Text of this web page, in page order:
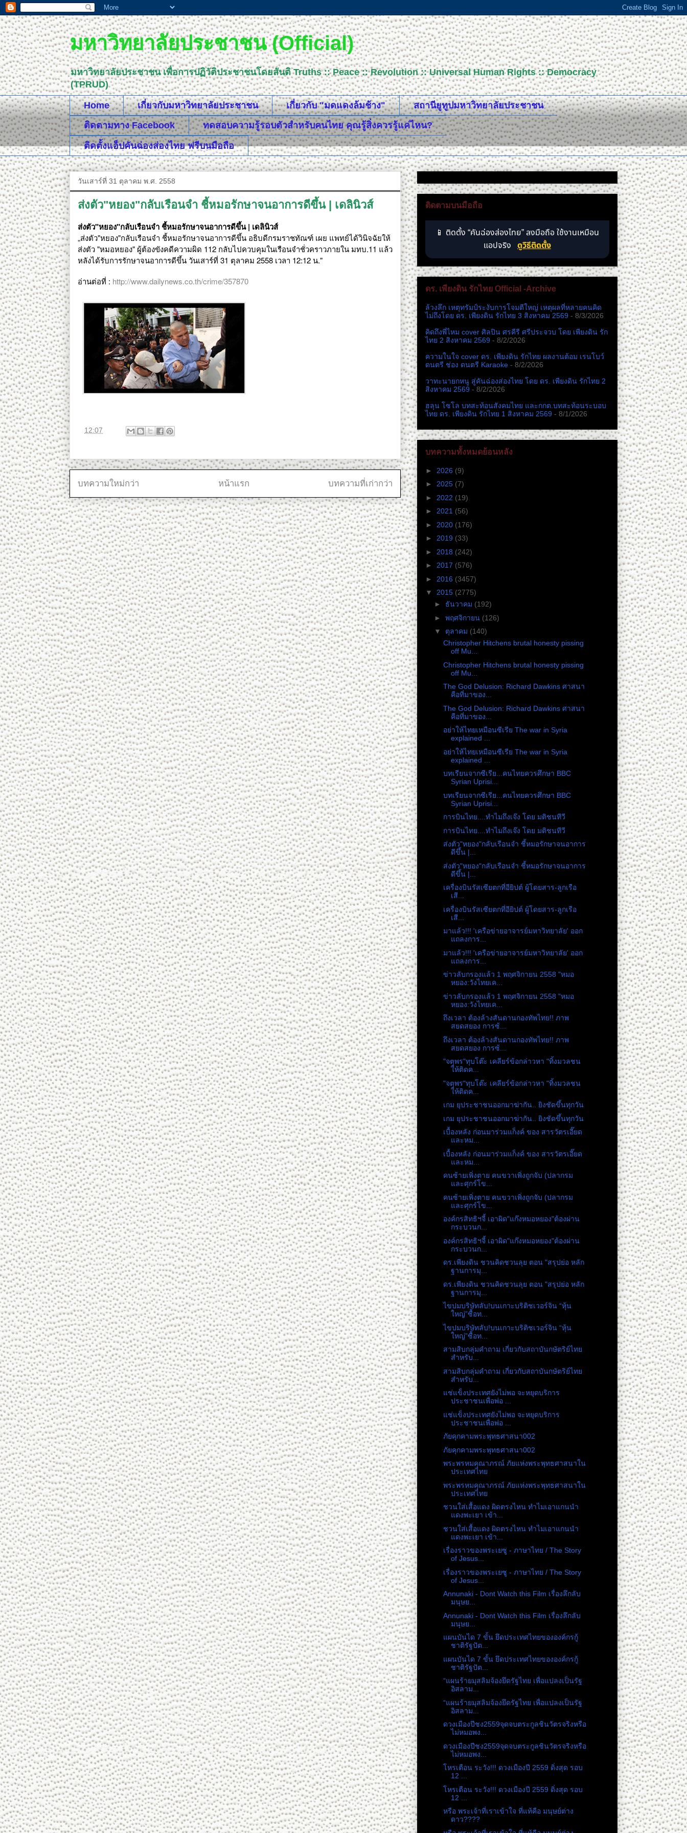
มหาวิทยาลัยประชาชน (Official)
มหาวิทยาลัยประชาชน เพื่อการปฏิวัติประชาชนโดยสันติ Truths :: Peace :: Revolution :: Universal Human Rights :: Democracy
(TPRUD)
Home เกี่ยวกับมหาวิทยาลัยประชาชน เกี่ยวกับ "มดแดงล้มช้าง"
สถานียูทูปมหาวิทยาลัยประชาชน
ติดตามทาง Facebook
ทดสอบความรู้รอบตัวสำหรับคนไทย คุณรู้สิ่งควรรู้แค่ไหน?
ติดตั้งแอ็ปคันฉ่องส่องไทย ฟรีบนมือถือ
วันเสาร์ที่ 31 ตุลาคม พ.ศ. 2558
ส่งตัว"หยอง"กลับเรือนจำ ชี้หมอรักษาจนอาการดีขึ้น | เดลินิวส์
ส่งตัว"หยอง"กลับเรือนจำ ชี้หมอรักษาจนอาการดีขึ้น | เดลินิวส์
„ส่งตัว"หยอง"กลับเรือนจำ ชี้หมอรักษาจนอาการดีขึ้น อธิบดีกรมราชทัณฑ์ เผย แพทย์ได้วินิจฉัยให้
ส่งตัว "หมอหยอง" ผู้ต้องขังคดีความผิด 112 กลับไปควบคุมในเรือนจำชั่วคราวภายใน มทบ.11 แล้ว
หลังได้รับการรักษาจนอาการดีขึ้น วันเสาร์ที่ 31 ตุลาคม 2558 เวลา 12:12 น."
อ่านต่อที่ : http://www.dailynews.co.th/crime/357870
12:07
บทความใหม่กว่า บทความที่เก่ากว่า
หน้าแรก
ติดตามบนมือถือ
📱 ติดตั้ง “คันฉ่องส่องไทย” ลงมือถือ ใช้งานเหมือน
แอปจริง ดูวิธีติดตั้ง
ดร. เพียงดิน รักไทย Official -Archive
ล้วงลึก เหตุทรัมป์ระงับการโจมตีใหญ่ เหตุผลที่หลายคนคิด
ไม่ถึงโดย ดร. เพียงดิน รักไทย 3 สิงหาคม 2569 - 8/3/2026
คิดถึงพี่ไหม cover ศิลปิน ศรคีรี ศรีประจวบ โดย เพียงดิน รัก
ไทย 2 สิงหาคม 2569 - 8/2/2026
ความในใจ cover ดร. เพียงดิน รักไทย ผลงานต้อม เรนโบว์
ดนตรี ช่อง ดนตรี Karaoke - 8/2/2026
วาทะนายกหนู สู่คันฉ่องส่องไทย โดย ดร. เพียงดิน รักไทย 2
สิงหาคม 2569 - 8/2/2026
ฮลุน โซโล บทสะท้อนสังคมไทย และกกต.​บทสะท้อนระบอบ
ไทย ดร. เพียงดิน รักไทย 1 สิงหาคม 2569 - 8/1/2026
บทความทั้งหมดย้อนหลัง
► 2026 (9)
► 2025 (7)
► 2022 (19)
► 2021 (56)
► 2020 (176)
► 2019 (33)
► 2018 (242)
► 2017 (576)
► 2016 (3457)
▼ 2015 (2775)
► ธันวาคม (192)
► พฤศจิกายน (126)
▼ ตุลาคม (140)
Christopher Hitchens brutal honesty pissing
off Mu...
Christopher Hitchens brutal honesty pissing
off Mu...
The God Delusion: Richard Dawkins ศาสนา
คือที่มาของ...
The God Delusion: Richard Dawkins ศาสนา
คือที่มาของ...
อย่าให้ไทยเหมือนซีเรีย The war in Syria
explained ...
อย่าให้ไทยเหมือนซีเรีย The war in Syria
explained ...
บทเรียนจากซีเรีย...คนไทยควรศึกษา BBC
Syrian Uprisi...
บทเรียนจากซีเรีย...คนไทยควรศึกษา BBC
Syrian Uprisi...
การบินไทย....ทำไมถึงเจ๊ง โดย มติชนทีวี
การบินไทย....ทำไมถึงเจ๊ง โดย มติชนทีวี
ส่งตัว"หยอง"กลับเรือนจำ ชี้หมอรักษาจนอาการ
ดีขึ้น |...
ส่งตัว"หยอง"กลับเรือนจำ ชี้หมอรักษาจนอาการ
ดีขึ้น |...
เครื่องบินรัสเซียตกที่อียิปต์ ผู้โดยสาร-ลูกเรือ
เสี...
เครื่องบินรัสเซียตกที่อียิปต์ ผู้โดยสาร-ลูกเรือ
เสี...
มาแล้ว!!! 'เครือข่ายอาจารย์มหาวิทยาลัย' ออก
แถลงการ...
มาแล้ว!!! 'เครือข่ายอาจารย์มหาวิทยาลัย' ออก
แถลงการ...
ข่าวลับกรองแล้ว 1 พฤศจิกายน 2558 "หมอ
หยอง:วังไทยเค...
ข่าวลับกรองแล้ว 1 พฤศจิกายน 2558 "หมอ
หยอง:วังไทยเค...
ถึงเวลา ต้องล้างสันดานกองทัพไทย!! ภาพ
สยดสยอง การซ้...
ถึงเวลา ต้องล้างสันดานกองทัพไทย!! ภาพ
สยดสยอง การซ้...
"จตุพร"ทุบโต๊ะ เคลียร์ข้อกล่าวหา "ทิ้งมวลชน
ให้ติดค...
"จตุพร"ทุบโต๊ะ เคลียร์ข้อกล่าวหา "ทิ้งมวลชน
ให้ติดค...
เกม ยุประชาชนออกมาฆ่ากัน.. ยิงชัดขึ้นทุกวัน
เกม ยุประชาชนออกมาฆ่ากัน.. ยิงชัดขึ้นทุกวัน
เบื้องหลัง ก่อนมาร่วมแก็งค์ ของ สารวัตรเอี๊ยด
และหม...
เบื้องหลัง ก่อนมาร่วมแก็งค์ ของ สารวัตรเอี๊ยด
และหม...
คนซ้ายเพิ่งตาย คนขวาเพิ่งถูกจับ (ปลากรม
และศุกร์โข...
คนซ้ายเพิ่งตาย คนขวาเพิ่งถูกจับ (ปลากรม
และศุกร์โข...
องค์กรสิทธิฯจี้ เอาผิด"แก๊งหมอหยอง"ต้องผ่าน
กระบวนก...
องค์กรสิทธิฯจี้ เอาผิด"แก๊งหมอหยอง"ต้องผ่าน
กระบวนก...
ดร.เพียงดิน ชวนคิดชวนลุย ตอน "สรุปย่อ หลัก
ฐานการมุ...
ดร.เพียงดิน ชวนคิดชวนลุย ตอน "สรุปย่อ หลัก
ฐานการมุ...
ไขปมบริษัทลับ!บนเกาะบริติชเวอร์จิน “หุ้น
ใหญ่”ซื้อท...
ไขปมบริษัทลับ!บนเกาะบริติชเวอร์จิน “หุ้น
ใหญ่”ซื้อท...
สามสิบกลุ่มคำถาม เกี่ยวกับสถาบันกษัตริย์ไทย
สำหรับ...
สามสิบกลุ่มคำถาม เกี่ยวกับสถาบันกษัตริย์ไทย
สำหรับ...
แช่แข็งประเทศยังไม่พอ จะหยุดบริการ
ประชาชนเพื่อพ่อ ...
แช่แข็งประเทศยังไม่พอ จะหยุดบริการ
ประชาชนเพื่อพ่อ ...
ภัยคุกคามพระพุทธศาสนา002
ภัยคุกคามพระพุทธศาสนา002
พระพรหมคุณาภรณ์ ภัยแห่งพระพุทธศาสนาใน
ประเทศไทย
พระพรหมคุณาภรณ์ ภัยแห่งพระพุทธศาสนาใน
ประเทศไทย
ชวนใส่เสื้อแดง ผิดตรงไหน ทำไมเอาแกนนำ
แดงพะเยา เข้า...
ชวนใส่เสื้อแดง ผิดตรงไหน ทำไมเอาแกนนำ
แดงพะเยา เข้า...
เรื่องราวของพระเยซู - ภาษาไทย / The Story
of Jesus...
เรื่องราวของพระเยซู - ภาษาไทย / The Story
of Jesus...
Annunaki - Dont Watch this Film เรื่องลึกลับ
มนุษย...
Annunaki - Dont Watch this Film เรื่องลึกลับ
มนุษย...
แผนบันได 7 ขั้น ยึดประเทศไทยขององค์กรกู้
ชาติรัฐปัต...
แผนบันได 7 ขั้น ยึดประเทศไทยขององค์กรกู้
ชาติรัฐปัต...
“แผนร้ายมุสลิมจ้องยึดรัฐไทย เพื่อแปลงเป็นรัฐ
อิสลาม...
“แผนร้ายมุสลิมจ้องยึดรัฐไทย เพื่อแปลงเป็นรัฐ
อิสลาม...
ดวงเมืองปีชง2559จุดจบตระกูลชินวัตรจริงหรือ
ไม่หมอพง...
ดวงเมืองปีชง2559จุดจบตระกูลชินวัตรจริงหรือ
ไม่หมอพง...
โหรเตือน ระวัง!!! ดวงเมืองปี 2559 ดิ่งสุด รอบ
12 ...
โหรเตือน ระวัง!!! ดวงเมืองปี 2559 ดิ่งสุด รอบ
12 ...
หรือ พระเจ้าที่เราเข้าใจ ที่แท้คือ มนุษย์ต่าง
ดาว????